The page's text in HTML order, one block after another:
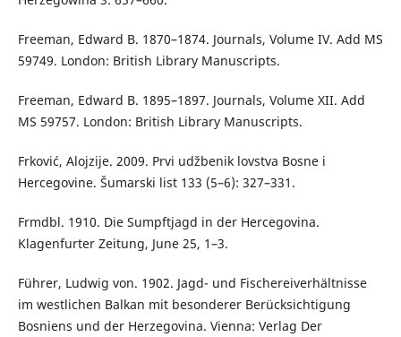
Freeman, Edward B. 1870–1874. Journals, Volume IV. Add MS
59749. London: British Library Manuscripts.
Freeman, Edward B. 1895–1897. Journals, Volume XII. Add
MS 59757. London: British Library Manuscripts.
Frković, Alojzije. 2009. Prvi udžbenik lovstva Bosne i
Hercegovine. Šumarski list 133 (5–6): 327–331.
Frmdbl. 1910. Die Sumpftjagd in der Hercegovina.
Klagenfurter Zeitung, June 25, 1–3.
Führer, Ludwig von. 1902. Jagd- und Fischereiverhältnisse
im westlichen Balkan mit besonderer Berücksichtigung
Bosniens und der Herzegovina. Vienna: Verlag Der